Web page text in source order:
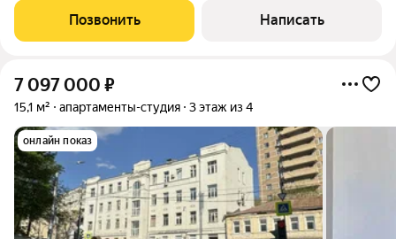
от Белорусской. Никаких пробок, никакого ремонта просто
въезжайте и
Позвонить Написать
7 097 000 ₽
15,1 м² апартаменты-студия 3 этаж из 4
онлайн показ